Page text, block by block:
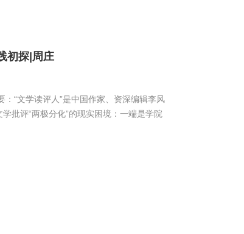
初探|周庄
“文学读评人”是中国作家、资深编辑李风
批评“两极分化”的现实困境：一端是学院